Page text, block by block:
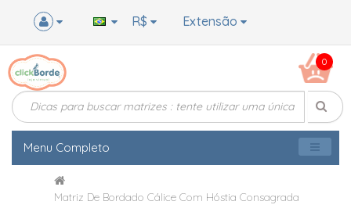
Extensão
R$
0
Menu Completo
Matriz De Bordado Cálice Com Hóstia Consagrada